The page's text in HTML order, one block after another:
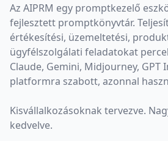
Az AIPRM egy promptkezelő
fejlesztett promptkönyvtár.
értékesítési, üzemeltetési,
ügyfélszolgálati feladatokat
Claude, Gemini, Midjourney, GPT
platformra szabott, azonnal
Kisvállalkozásoknak tervezve.
kedvelve.